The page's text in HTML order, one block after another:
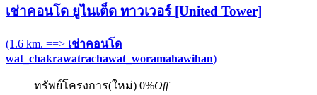
เช่าคอนโด ยูไนเต็ด ทาวเวอร์ [United Tower]
(1.6 km. ==> เช่าคอนโด
wat_chakrawatrachawat_woramahawihan)
ทรัพย์โครงการ(ใหม่) 0%Off